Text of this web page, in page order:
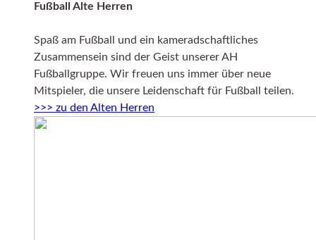
Fußball Alte Herren
Spaß am Fußball und ein kameradschaftliches
Zusammensein sind der Geist unserer AH
Fußballgruppe. Wir freuen uns immer über neue
Mitspieler, die unsere Leidenschaft für Fußball teilen.
>>> zu den Alten Herren